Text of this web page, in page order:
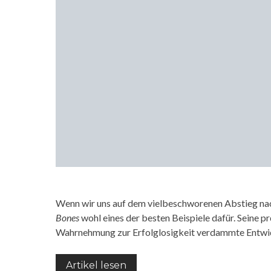
Wenn wir uns auf dem vielbeschworenen Abstieg
Boneswohl eines der besten Beispiele dafür. Seine
Wahrnehmung zur Erfolglosigkeit verdammte
Artikel lesen